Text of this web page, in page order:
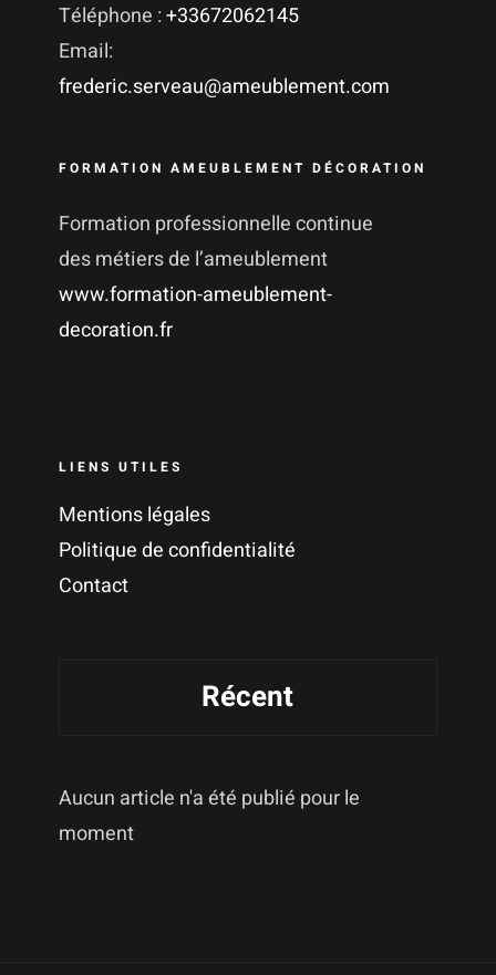
Téléphone :+33672062145
Email:
frederic.serveau@ameublement.com
FORMATION AMEUBLEMENT DÉCORATION
Formation professionnelle continue
des métiers de l’ameublement
www.formation-ameublement-
decoration.fr
LIENS UTILES
Mentions légales
Politique de confidentialité
Contact
Récent
Aucun article n'a été publié pour le
moment